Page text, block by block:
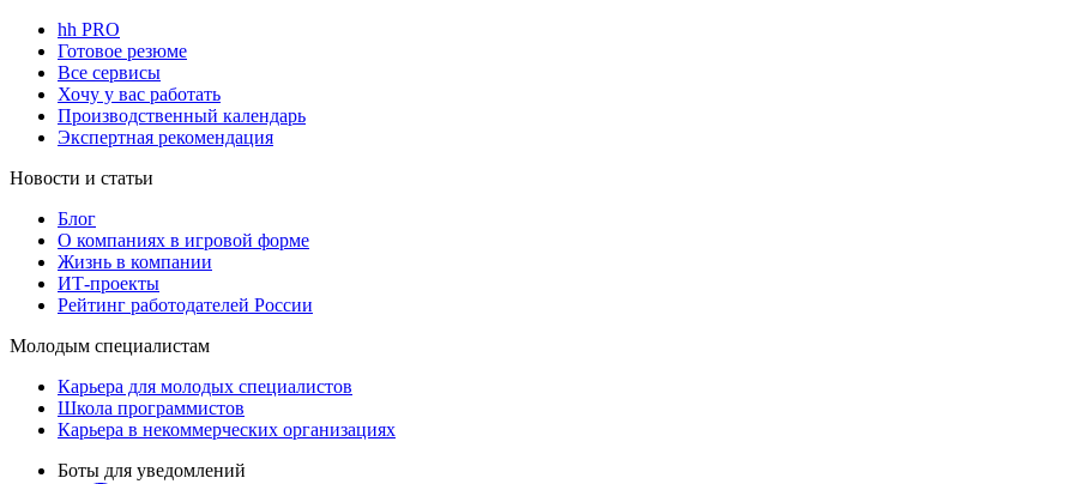
hh PRO
Готовое резюме
Все сервисы
Хочу у вас работать
Производственный календарь
Экспертная рекомендация
Новости и статьи
Блог
О компаниях в игровой форме
Жизнь в компании
ИТ-проекты
Рейтинг работодателей России
Молодым специалистам
Карьера для молодых специалистов
Школа программистов
Карьера в некоммерческих организациях
Боты для уведомлений